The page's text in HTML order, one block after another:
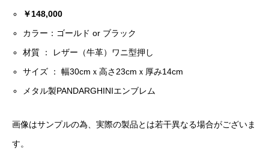
￥148,000
カラー：ゴールド or ブラック
材質 ： レザー（牛革）ワニ型押し
サイズ ： 幅30cmｘ高さ23cmｘ厚み14cm
メタル製PANDARGHINIエンブレム
画像はサンプルの為、実際の製品とは若干異なる場合がございま
す。